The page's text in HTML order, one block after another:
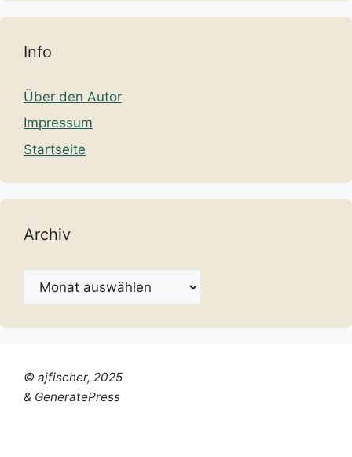
Info
Über den Autor
Impressum
Startseite
Archiv
Archiv
© ajfischer, 2025
& GeneratePress